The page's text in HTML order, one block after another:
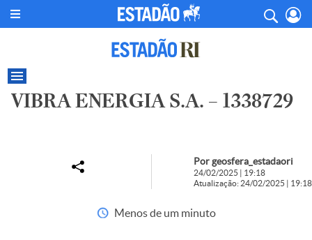
VIBRA ENERGIA S.A. – 1338729
Por geosfera_estadaori
24/02/2025 | 19:18
Atualização: 24/02/2025 | 19:18
Menos de um minuto